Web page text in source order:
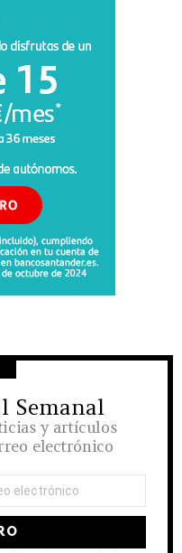
Semanal
y artículos
electrónico